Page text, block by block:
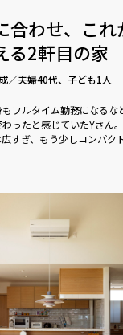
合わせ、こ
る2軒目の家
／夫婦40代、子ども1人
フルタイム勤務になるな
ったと感じていたYさん
すぎ、もう少しコンパク